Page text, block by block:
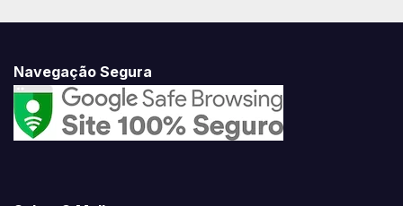
Navegação Segura